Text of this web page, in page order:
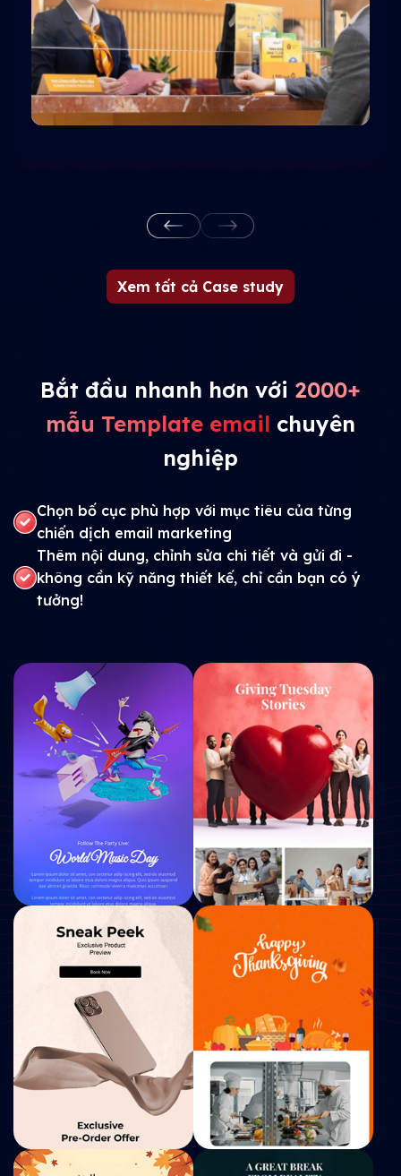
Xem tất cả Case study
Bắt đầu nhanh hơn với 2000+
mẫu Template email chuyên
nghiệp
Chọn bố cục phù hợp với mục tiêu của từng
chiến dịch email marketing
Thêm nội dung, chỉnh sửa chi tiết và gửi đi -
không cần kỹ năng thiết kế, chỉ cần bạn có ý
tưởng!